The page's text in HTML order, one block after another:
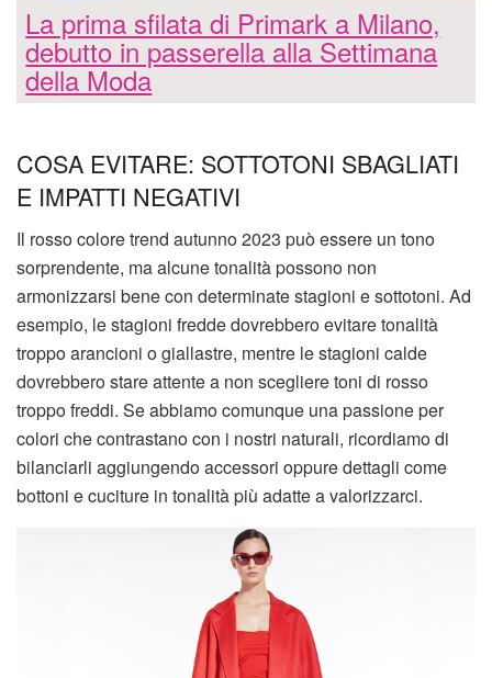
La prima sfilata di Primark a Milano,
debutto in passerella alla Settimana
della Moda
COSA EVITARE: SOTTOTONI SBAGLIATI
E IMPATTI NEGATIVI
Il rosso colore trend autunno 2023 può essere un tono
sorprendente, ma alcune tonalità possono non
armonizzarsi bene con determinate stagioni e sottotoni. Ad
esempio, le stagioni fredde dovrebbero evitare tonalità
troppo arancioni o giallastre, mentre le stagioni calde
dovrebbero stare attente a non scegliere toni di rosso
troppo freddi. Se abbiamo comunque una passione per
colori che contrastano con i nostri naturali, ricordiamo di
bilanciarli aggiungendo accessori oppure dettagli come
bottoni e cuciture in tonalità più adatte a valorizzarci.